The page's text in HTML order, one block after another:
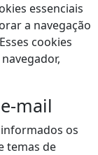
essenciais
a navegação
cookies
os
temas de